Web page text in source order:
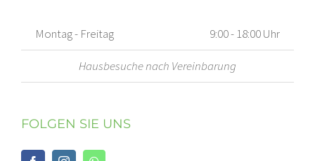
Montag - Freitag 9:00 - 18:00 Uhr
Hausbesuche nach Vereinbarung
FOLGEN SIE UNS